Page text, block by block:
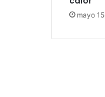
mayo